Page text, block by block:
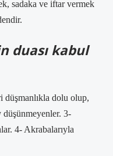
sadaka ve iftar vermek
duası kabul
düşmanlıkla dolu olup,
düşünmeyenler. 3-
4- Akrabalarıyla